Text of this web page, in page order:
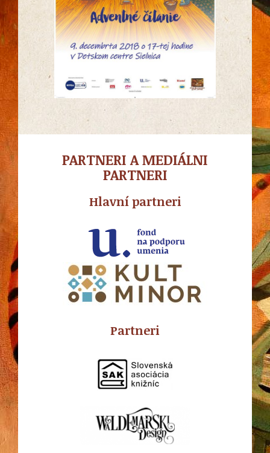
PARTNERI A MEDIÁLNI
PARTNERI
Hlavní partneri
Partneri